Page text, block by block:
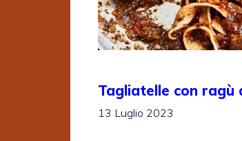
Tagliatelle con ragù
13 Luglio 2023